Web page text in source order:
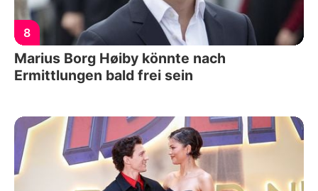
8
Marius Borg Høiby könnte nach
Ermittlungen bald frei sein